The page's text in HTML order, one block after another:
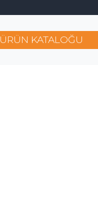
ÜRÜN KATALOĞU